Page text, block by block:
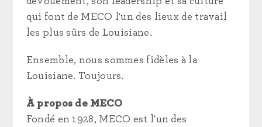
qui font de MECO l'un des lieux de travail
les plus sûrs de Louisiane.
Ensemble, nous sommes fidèles à la
Louisiane. Toujours.
À propos de MECO
Fondé en 1928, MECO est l'un des